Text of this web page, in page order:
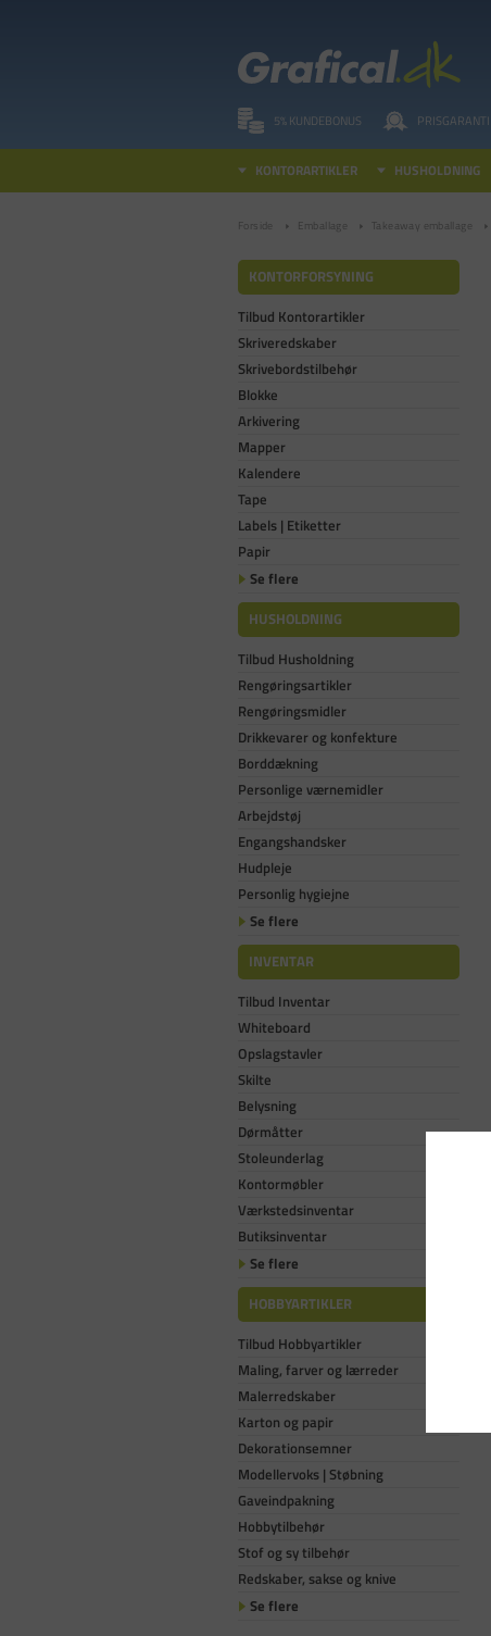
5% KUNDEBONUS PRISGARANTI
KONTORARTIKLER HUSHOLDNING
Forside Emballage Takeaway emballage
KONTORFORSYNING
Tilbud Kontorartikler
Skriveredskaber
Skrivebordstilbehør
Blokke
Arkivering
Mapper
Kalendere
Tape
Labels | Etiketter
Papir
Se flere
HUSHOLDNING
Tilbud Husholdning
Rengøringsartikler
Rengøringsmidler
Drikkevarer og konfekture
Borddækning
Personlige værnemidler
Arbejdstøj
Engangshandsker
Hudpleje
Personlig hygiejne
Se flere
INVENTAR
Tilbud Inventar
Whiteboard
Opslagstavler
Skilte
Belysning
Dørmåtter
Stoleunderlag
Kontormøbler
Værkstedsinventar
Butiksinventar
Se flere
HOBBYARTIKLER
Tilbud Hobbyartikler
Maling, farver og lærreder
Malerredskaber
Karton og papir
Dekorationsemner
Modellervoks | Støbning
Gaveindpakning
Hobbytilbehør
Stof og sy tilbehør
Redskaber, sakse og knive
Se flere